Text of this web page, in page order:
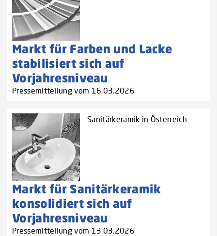
Markt für Farben und Lacke
stabilisiert sich auf
Vorjahresniveau
Pressemitteilung vom 16.03.2026
Sanitärkeramik in Österreich
Markt für Sanitärkeramik
konsolidiert sich auf
Vorjahresniveau
Pressemitteilung vom 13.03.2026